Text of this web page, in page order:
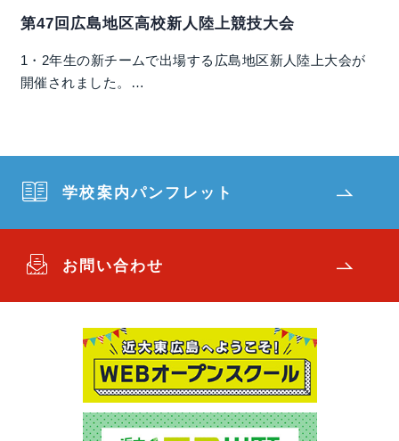
第47回広島地区高校新人陸上競技大会
1・2年生の新チームで出場する広島地区新人陸上大会が
開催されました。…
学校案内パンフレット
お問い合わせ